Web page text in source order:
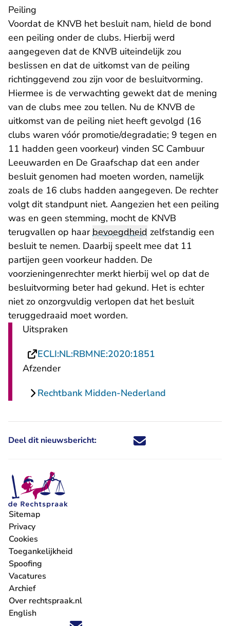
Peiling
Voordat de KNVB het besluit nam, hield de bond
een peiling onder de clubs. Hierbij werd
aangegeven dat de KNVB uiteindelijk zou
beslissen en dat de uitkomst van de peiling
richtinggevend zou zijn voor de besluitvorming.
Hiermee is de verwachting gewekt dat de mening
van de clubs mee zou tellen. Nu de KNVB de
uitkomst van de peiling niet heeft gevolgd (16
clubs waren vóór promotie/degradatie; 9 tegen en
11 hadden geen voorkeur) vinden SC Cambuur
Leeuwarden en De Graafschap dat een ander
besluit genomen had moeten worden, namelijk
zoals de 16 clubs hadden aangegeven. De rechter
volgt dit standpunt niet. Aangezien het een peiling
was en geen stemming, mocht de KNVB
terugvallen op haarbevoegdheid zelfstandig een
besluit te nemen. Daarbij speelt mee dat 11
partijen geen voorkeur hadden. De
voorzieningenrechter merkt hierbij wel op dat de
besluitvorming beter had gekund. Het is echter
niet zo onzorgvuldig verlopen dat het besluit
teruggedraaid moet worden.
Uitspraken
ECLI:NL:RBMNE:2020:1851
Afzender
Rechtbank Midden-Nederland
Deel dit nieuwsbericht: Deel dit nieuwsbericht via X -
Deel dit nieuwsbericht via
Deel dit nieuwsbericht
Deel dit
Sitemap
Privacy
Cookies
Toegankelijkheid
Spoofing
Vacatures
- U verlaat Rechtspraak.nl
Archief
Over rechtspraak.nl
English